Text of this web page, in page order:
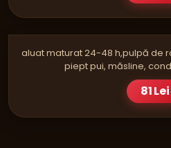
PIZZA
aluat maturat 24-48 h,pulpă de
piept pui, măsline,
81 Lei